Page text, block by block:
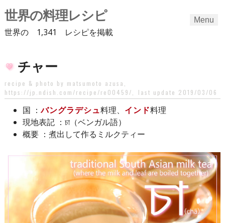
世界の料理レシピ
世界の 1,341 レシピを掲載
Menu
to チャー
recipe & photo by matsumoto azusa,
https://jp.ndish.com/recipe/re00459/
last update 2019/03/06
国 ：バングラデシュ料理、 インド料理
現地表記 ：চা（ベンガル語）
概要 ：煮出して作るミルクティー